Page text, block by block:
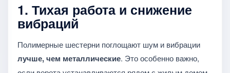
1. Тихая работа и снижение
вибраций
Полимерные шестерни поглощают шум и вибрации
лучше, чем металлические. Это особенно важно,